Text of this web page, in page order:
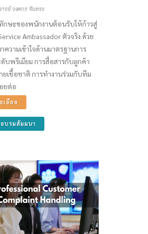
ารย์ วงศกร จันทระ
กษะของพนักงานต้อนรับให้ก้าวสู่
Ambassador ตัวจริง ด้วย
วามเข้าใจด้านมาตรฐานการ
บพรีเมียม การสื่อสารกับลูกค้า
ยเชื้อชาติ การทำงานร่วมกับทีม
ยต่อ
เอียด
บรมสัมมนา